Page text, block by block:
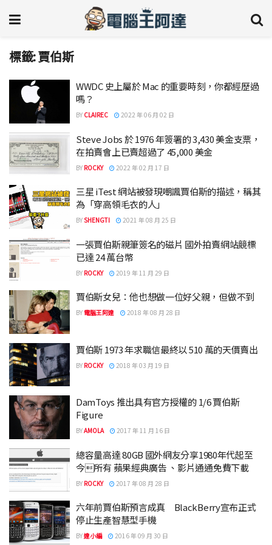
標籤:賈伯斯
WWDC 史上屬於 Mac 的重要時刻，你都經歷過
嗎？
BY CLAIREC 2022 年 06 月 02 日
Steve Jobs 於 1976 年簽署的 3,430 美金支票，
在拍賣會上已賣超過了 45,000 美金
BY ROCKY 2022 年 02 月 17 日
三星 iTest 網站被發現嘲諷賈伯斯的描述，稱其
為「穿高領毛衣的人」
BYSHENGTI 2021 年 08 月 25 日
一張賈伯斯親筆簽名的磁片 國外拍賣網站競標
已達 24 萬台幣
BY ROCKY 2019 年 11 月 29 日
賈伯斯女兒：他也想做一位好父親，但做不到
BY 電腦王阿達 2018 年 08 月 28 日
賈伯斯 1973 年求職信最終以 510 萬的天價賣出
BY ROCKY 2018 年 03 月 19 日
DamToys 推出具有官方授權的 1/6 賈伯斯
Figure
BYAMOLA 2017 年 11 月 16 日
總容量高達 80GB 國外網友分享1980年代起至
今所有 蘋果經典廣告 、影片通通免費下載
BY ROCKY 2017 年 08 月 28 日
六年前賈伯斯預言成真 BlackBerry宣布正式
停止生產智慧型手機
BY達小編 2016 年 09 月 30 日